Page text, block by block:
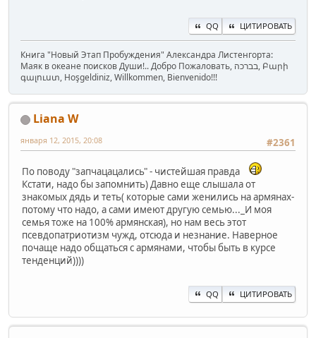
QQ ЦИТИРОВАТЬ
Книга "Новый Этап Пробуждения" Александра Листенгорта:
Маяк в океане поисков Души!.. Добро Пожаловать, בברכה, Բարի
գալուստ, Hoşgeldiniz, Willkommen, Bienvenido!!!
Liana W
#2361
января 12, 2015, 20:08
По поводу "запчацацались" - чистейшая правда
Кстати, надо бы запомнить) Давно еще слышала от
знакомых дядь и теть( которые сами женились на армянах-
потому что надо, а сами имеют другую семью..._И моя
семья тоже на 100% армянская), но нам весь этот
псевдопатриотизм чужд, отсюда и незнание. Наверное
почаще надо общаться с армянами, чтобы быть в курсе
тенденций))))
QQ ЦИТИРОВАТЬ